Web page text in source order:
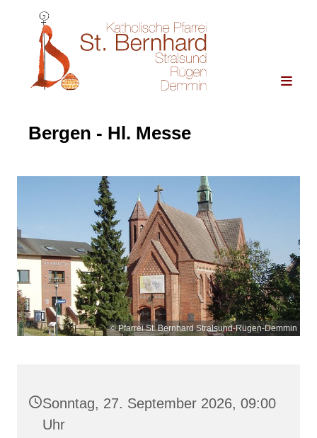
Bergen - Hl. Messe
© Pfarrei St. Bernhard Stralsund-Rügen-Demmin
Sonntag, 27. September 2026, 09:00
Uhr